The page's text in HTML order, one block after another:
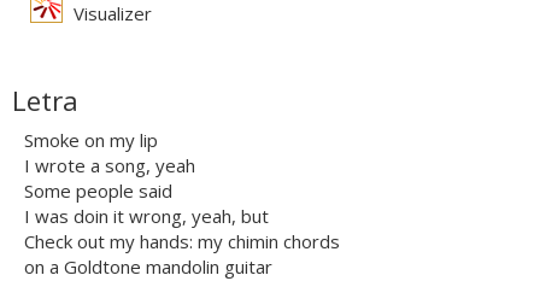
Visualizer
Letra
Smoke on my lip
I wrote a song, yeah
Some people said
I was doin it wrong, yeah, but
Check out my hands: my chimin chords
on a Goldtone mandolin guitar